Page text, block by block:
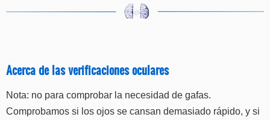
Acerca de las verificaciones oculares
Nota: no para comprobar la necesidad de gafas.
Comprobamos si los ojos se cansan demasiado rápido, y si